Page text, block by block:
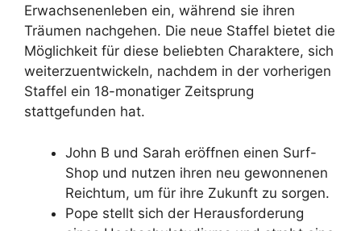
Erwachsenenleben ein, während sie ihren
Träumen nachgehen. Die neue Staffel bietet die
Möglichkeit für diese beliebten Charaktere, sich
weiterzuentwickeln, nachdem in der vorherigen
Staffel ein 18-monatiger Zeitsprung
stattgefunden hat.
John B und Sarah eröffnen einen Surf-
Shop und nutzen ihren neu gewonnenen
Reichtum, um für ihre Zukunft zu sorgen.
Pope stellt sich der Herausforderung